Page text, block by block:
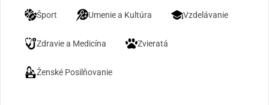
Šport Umenie a Kultúra Vzdelávanie
Zdravie a Medicína Zvieratá
Ženské Posilňovanie